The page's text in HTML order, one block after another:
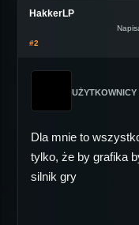
HakkerLP
#2
UŻYTKOWNICY
Dla mnie to
tylko, że by grafika
silnik gry